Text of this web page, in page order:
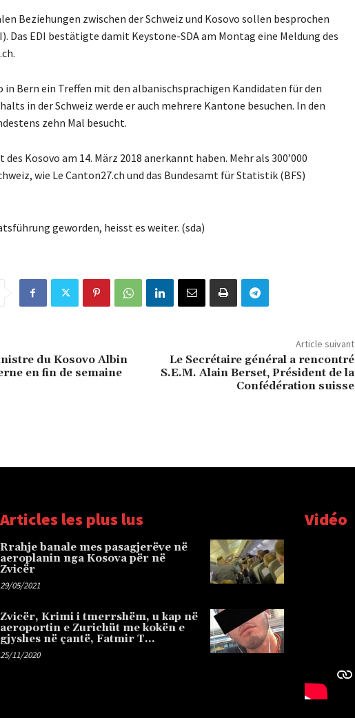
Beziehungen zwischen der Schweiz und Kosovo sollen besprochen
Das EDI bestätigte damit Keystone-SDA am Montag eine Meldung des
in Bern ein Treffen mit den albanischsprachigen Kandidaten für den
in der Schweiz werde er auch mehrere Kantone besuchen. In den
zehn Mal besucht.
Kosovo am 14. März 2018 anerkannt haben. Mehr als 300’000
wie Le Canton27.ch und das Bundesamt für Statistik (BFS)
geworden, heisst es weiter. (sda)
du Kosovo Albin
en fin de semaine
Article suivant
Le Secrétaire général a rencontré
S.E.M. Alain Berset, Président de la
Confédération suisse
Articles les plus lus
Rrahje banale mes pasagjerëve në
aeroplanin nga Kosova për në
Zvicër
29/05/2021
Zvicër, Krimi i tmerrshëm, u kap në
aeroportin e Zurichüt me kokën e
gjyshes në çantë, Fatmir T…
25/11/2020
Vidéo